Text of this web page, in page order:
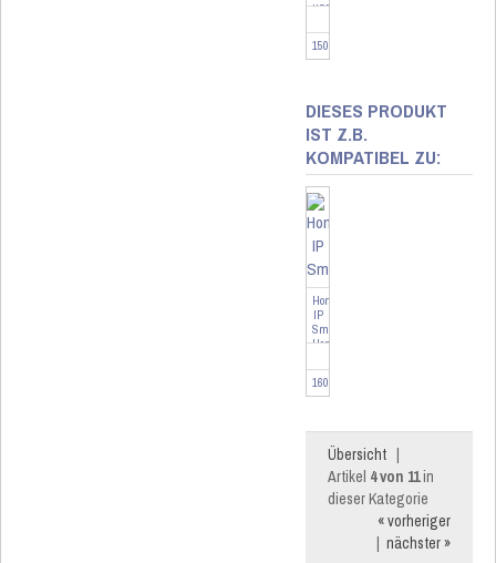
und
150181
DIESES PRODUKT
IST Z.B.
KOMPATIBEL ZU:
Homematic
IP
Smart
Home
Home
Cont...
160322
Übersicht |
Artikel 4 von 11in
dieser Kategorie
« vorheriger
| nächster »